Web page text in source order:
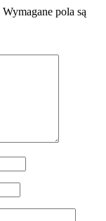
Wymagane pola są